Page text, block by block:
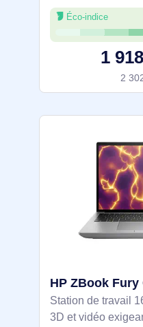
Processeur Intel
NVIDIA RTX
SSD NVMe PCIe
Éco-indice
1
2
Station de travail
3D et vidéo